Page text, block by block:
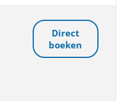
Direct
boeken